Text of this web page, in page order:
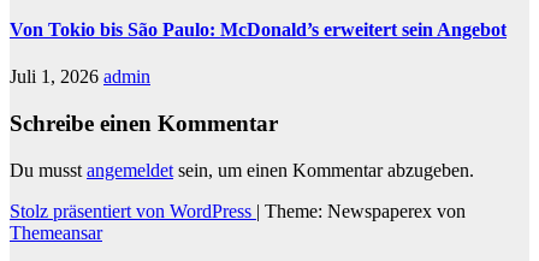
Von Tokio bis São Paulo: McDonald’s erweitert sein Angebot
Juli 1, 2026 admin
Schreibe einen Kommentar
Du musst angemeldet sein, um einen Kommentar abzugeben.
Stolz präsentiert von WordPress | Theme: Newspaperex von
Themeansar